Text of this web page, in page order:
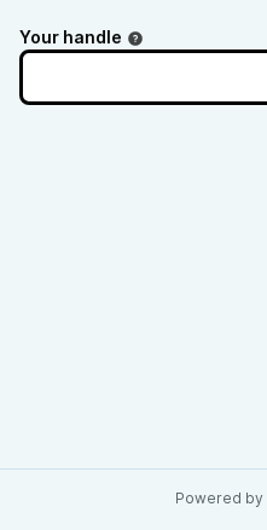
Your handle
Powered by